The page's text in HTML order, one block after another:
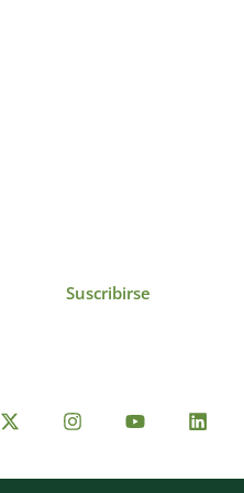
Suscribirse